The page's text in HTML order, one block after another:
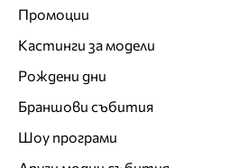
Промоции
Кастинги за модели
Рождени дни
Браншови събития
Шоу програми